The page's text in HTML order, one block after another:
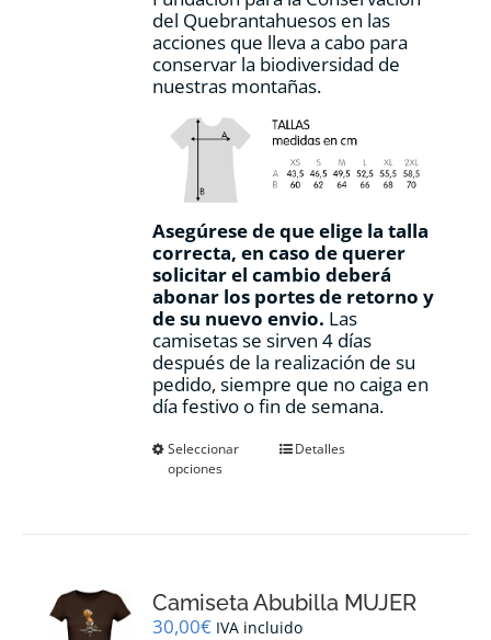
del Quebrantahuesos en las
acciones que lleva a cabo para
conservar la biodiversidad de
nuestras montañas.
Asegúrese de que elige la talla
correcta, en caso de querer
solicitar el cambio deberá
abonar los portes de retorno y
de su nuevo envio. Las
camisetas se sirven 4 días
después de la realización de su
pedido, siempre que no caiga en
día festivo o fin de semana.
Seleccionar
opciones
Este
se
pueden
Detalles
Camiseta Abubilla MUJER
30,00€ IVA incluido